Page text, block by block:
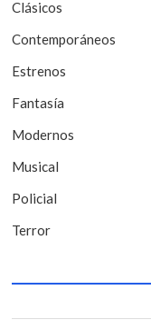
n
t
r
a
d
a
Clásicos
Contemporáneos
Estrenos
Fantasía
Modernos
Musical
Policial
Terror